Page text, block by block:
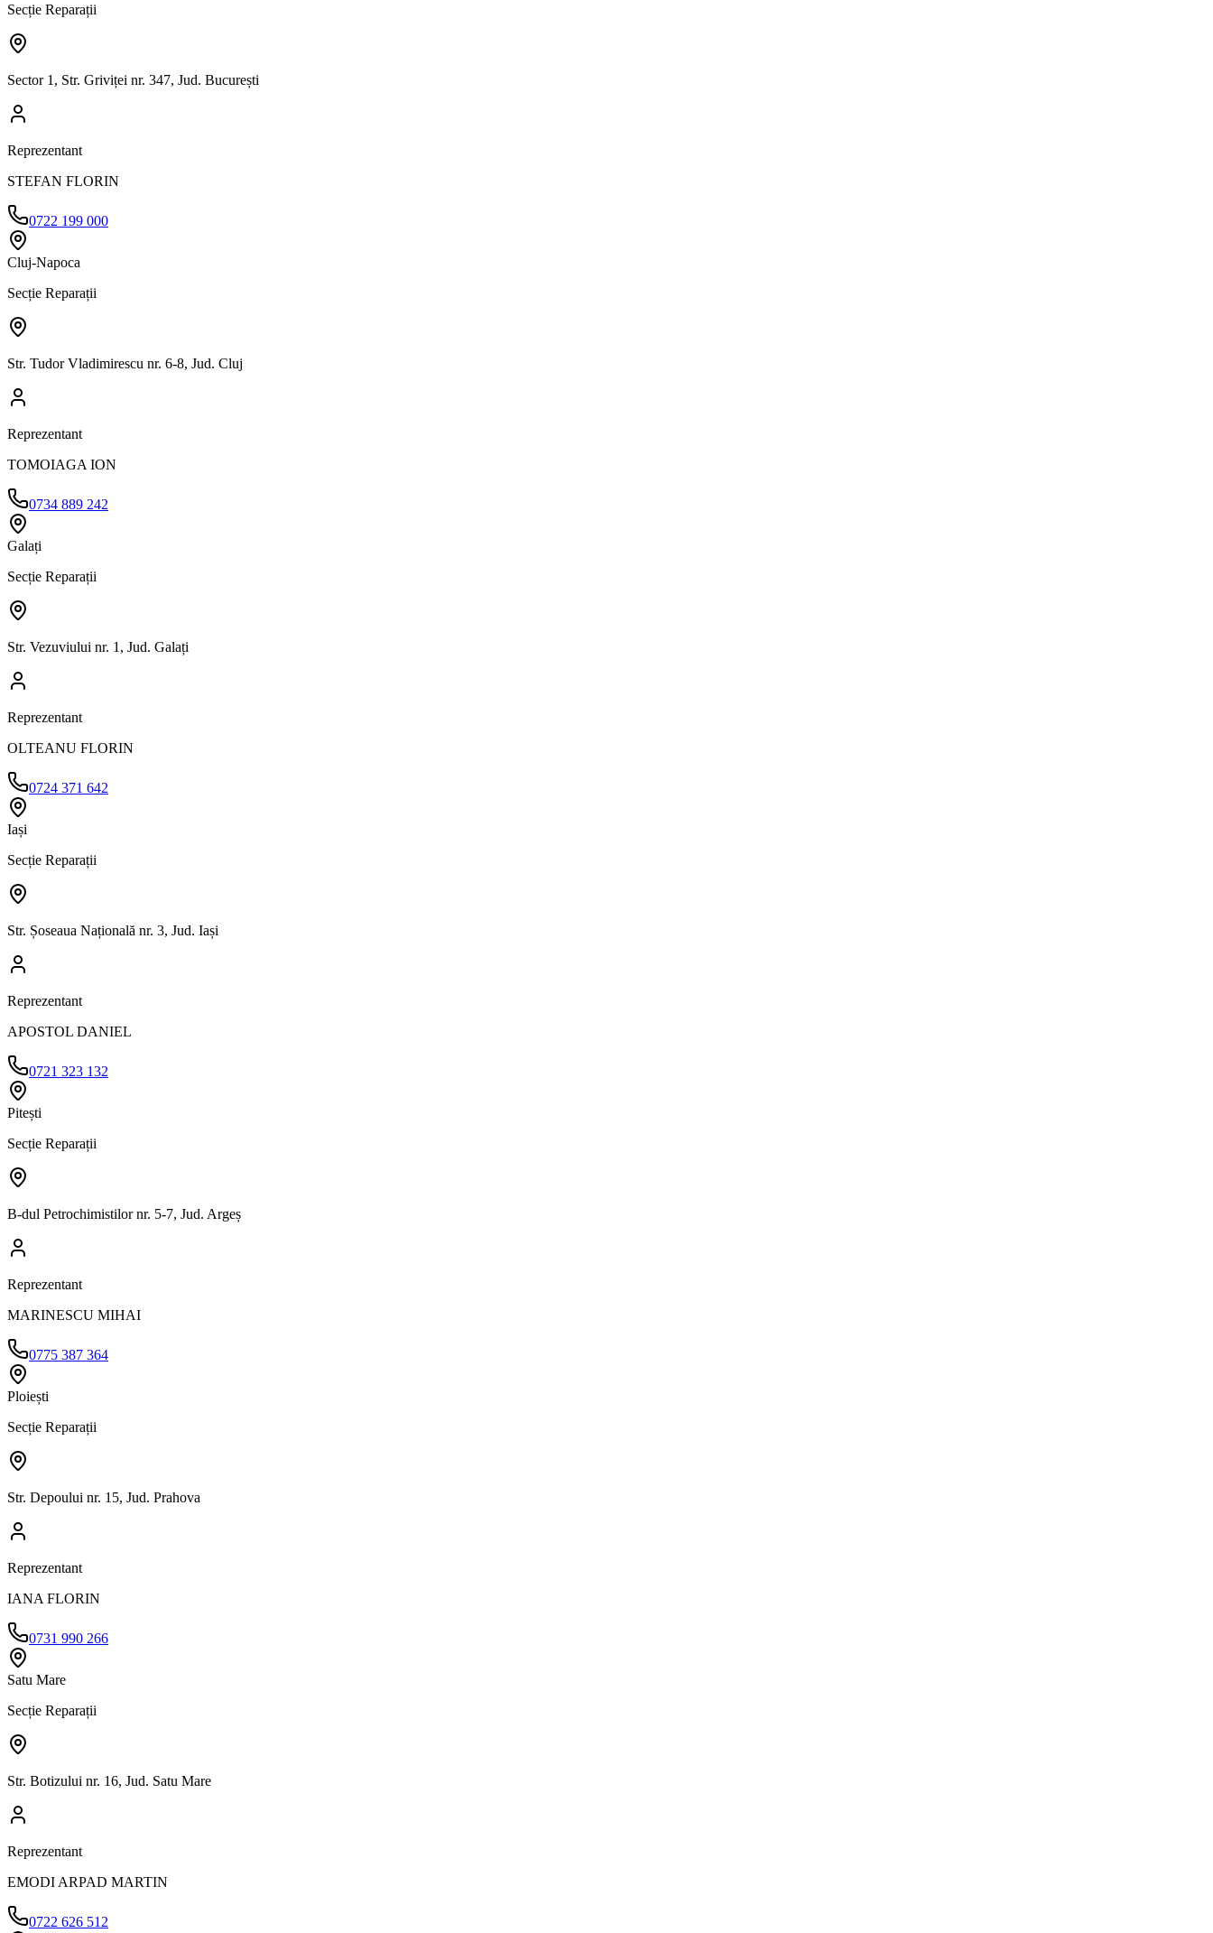
Secție Reparații
Sector 1, Str. Griviței nr. 347, Jud. București
Reprezentant
STEFAN FLORIN
0722 199 000
Cluj-Napoca
Secție Reparații
Str. Tudor Vladimirescu nr. 6-8, Jud. Cluj
Reprezentant
TOMOIAGA ION
0734 889 242
Galați
Secție Reparații
Str. Vezuviului nr. 1, Jud. Galați
Reprezentant
OLTEANU FLORIN
0724 371 642
Iași
Secție Reparații
Str. Șoseaua Națională nr. 3, Jud. Iași
Reprezentant
APOSTOL DANIEL
0721 323 132
Pitești
Secție Reparații
B-dul Petrochimistilor nr. 5-7, Jud. Argeș
Reprezentant
MARINESCU MIHAI
0775 387 364
Ploiești
Secție Reparații
Str. Depoului nr. 15, Jud. Prahova
Reprezentant
IANA FLORIN
0731 990 266
Satu Mare
Secție Reparații
Str. Botizului nr. 16, Jud. Satu Mare
Reprezentant
EMODI ARPAD MARTIN
0722 626 512